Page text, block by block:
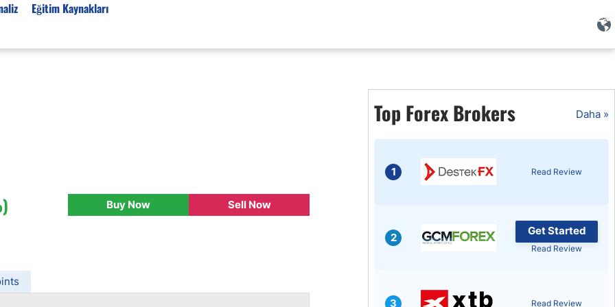
Detaylı Teknik Analizler
Eğitim Kaynakları
Buy Now Sell Now
Top Forex Brokers Daha »
1 Read Review
2
Get Started
Read Review
3 Read Review